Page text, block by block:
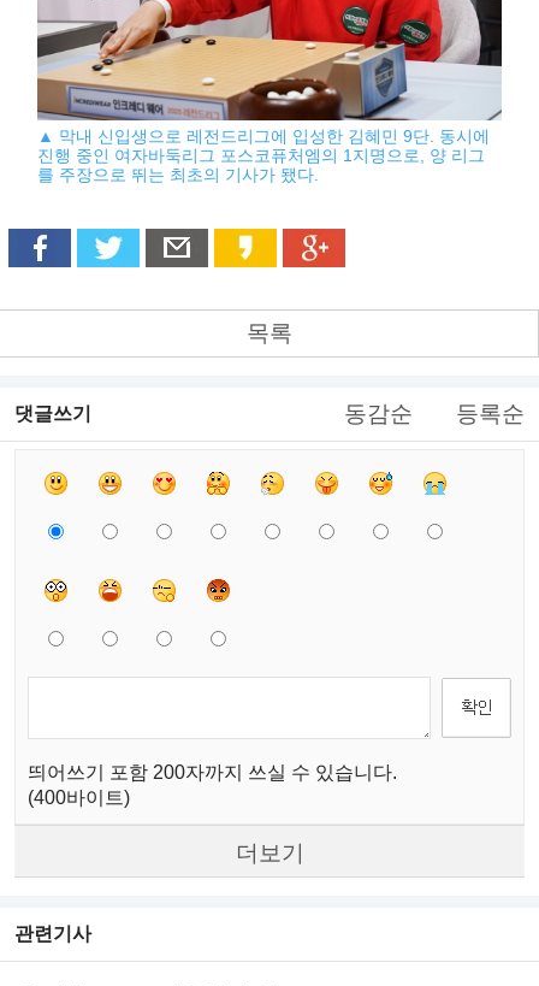
▲ 막내 신입생으로 레전드리그에 입성한 김혜민 9단. 동시에
진행 중인 여자바둑리그 포스코퓨처엠의 1지명으로, 양 리그
를 주장으로 뛰는 최초의 기사가 됐다.
목록
댓글쓰기 동감순 등록순
띄어쓰기 포함 200자까지 쓰실 수 있습니다.
(400바이트)
더보기
관련기사